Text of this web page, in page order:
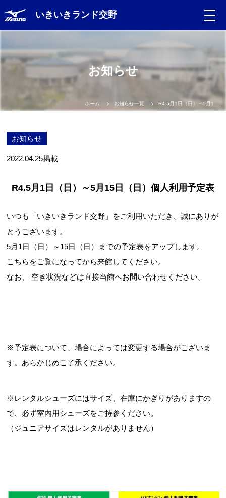
いきいきランド交野
お問合せフォーム
お知らせ
ホーム お知らせ一覧
お知らせ
2022.04.25掲載
R4.5月1日（日）～5月15日（日）個人利用予定表
いつも「いきいきランド交野」をご利用いただき、誠にありが
とうございます。
5月1日（日）～15日（日）までの予定表をアップします。
こちらをご覧になってから来館してください。
なお、 空き状況などは直接当館へお問い合わせください。
※予定表について、場合によっては変更する場合がございま
す。あらかじめご了承ください。
※レンタルシューズにはサイズ、在庫にかぎりがありますの
で、必ず室内用シューズをご持参ください。
（ジュニアサイズはレンタルがありません）